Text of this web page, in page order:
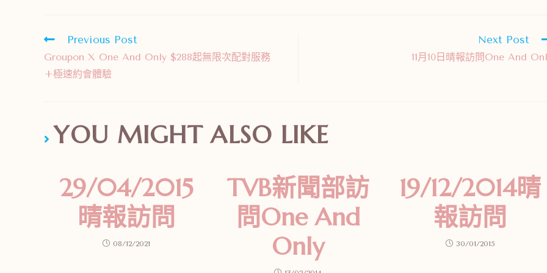
Previous Post
Groupon X One And Only $288起無限次配對服務
+極速約會體驗
Next Post
11月10日晴報訪問One And
YOU MIGHT ALSO LIKE
29/04/2015
晴報訪問
08/12/2021
TVB新聞部訪
問One And
Only
19/12/2014晴
報訪問
30/01/2015